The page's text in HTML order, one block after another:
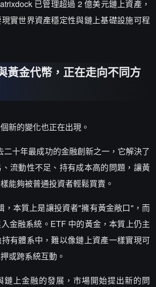
已管理超過 2 億美元鏈上資產，
實世界資產穩定性與鏈上基礎設施可程
黃金代幣，正在走向不同方
新的變化也正在出現。
二十年最成功的金融創新之一，它解決了
流動性不足、持有成本高的問題，讓黃
能夠被普通投資者輕鬆買賣。
，本質上是讓投資者"擁有黃金敞口"，而
金融系統。ETF 中的黃金，本質上仍主
有體系中，難以像鏈上資產一樣實現可
或跨系統互動。
鏈上金融的發展，市場開始提出新的問